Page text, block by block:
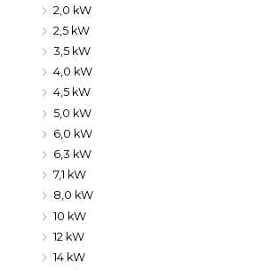
2,0 kW
2,5 kW
3,5 kW
4,0 kW
4,5 kW
5,0 kW
6,0 kW
6,3 kW
7,1 kW
8,0 kW
10 kW
12 kW
14 kW